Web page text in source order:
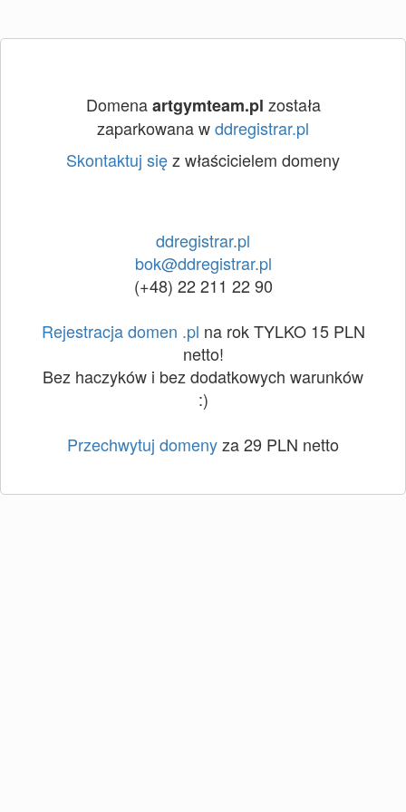
Domenaartgymteam.pl została
zaparkowana wddregistrar.pl
Skontaktuj sięz właścicielem domeny
ddregistrar.pl
bok@ddregistrar.pl
(+48) 22 211 22 90
Rejestracja domen .pl na rok TYLKO 15 PLN
netto!
Bez haczyków i bez dodatkowych warunków
:)
Przechwytuj domenyza 29 PLN netto